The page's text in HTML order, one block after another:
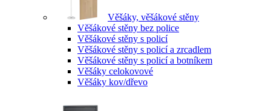
Věšáky, věšákové stěny
Věšákové stěny bez police
Věšákové stěny s policí
Věšákové stěny s policí a zrcadlem
Věšákové stěny s policí a botníkem
Věšáky celokovové
Věšáky kov/dřevo